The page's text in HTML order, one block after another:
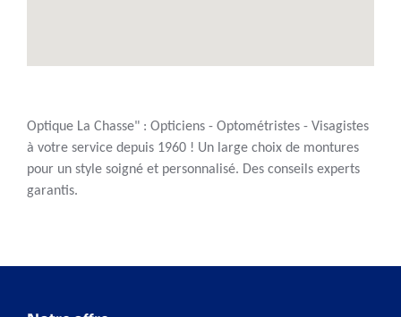
Optique La Chasse" : Opticiens - Optométristes - Visagistes
à votre service depuis 1960 ! Un large choix de montures
pour un style soigné et personnalisé. Des conseils experts
garantis.